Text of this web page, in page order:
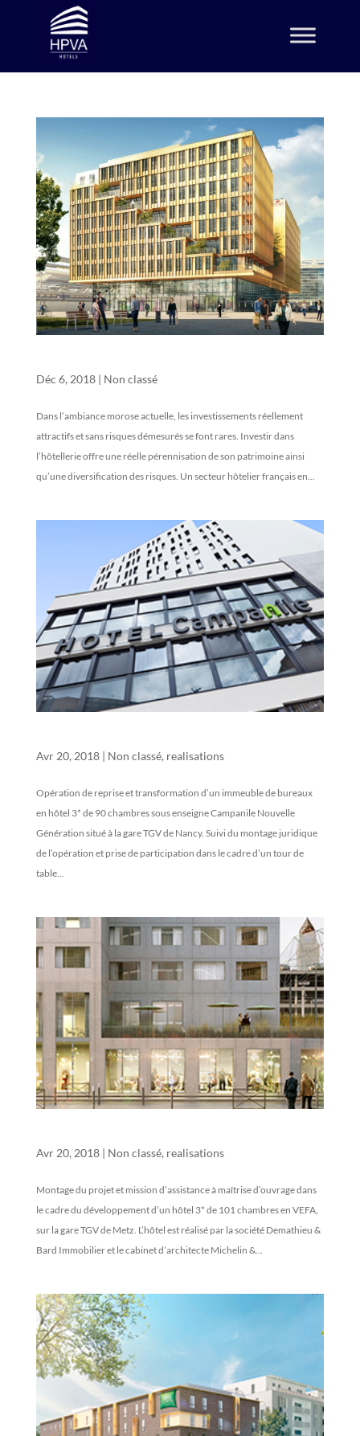
Déc 6, 2018| Non classé
Dans l’ambiance morose actuelle, les investissements réellement
attractifs et sans risques démesurés se font rares. Investir dans
l’hôtellerie offre une réelle pérennisation de son patrimoine ainsi
qu’une diversification des risques. Un secteur hôtelier français en...
Avr 20, 2018| Non classé, realisations
Opération de reprise et transformation d’un immeuble de bureaux
en hôtel 3* de 90 chambres sous enseigne Campanile Nouvelle
Génération situé à la gare TGV de Nancy. Suivi du montage juridique
de l’opération et prise de participation dans le cadre d’un tour de
table...
Avr 20, 2018| Non classé, realisations
Montage du projet et mission d’assistance à maîtrise d’ouvrage dans
le cadre du développement d’un hôtel 3* de 101 chambres en VEFA,
sur la gare TGV de Metz. L’hôtel est réalisé par la société Demathieu &
Bard Immobilier et le cabinet d’architecte Michelin &...